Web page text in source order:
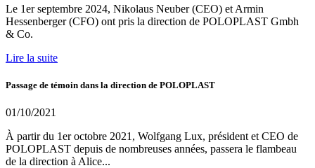
Le 1er septembre 2024, Nikolaus Neuber (CEO) et Armin
Hessenberger (CFO) ont pris la direction de POLOPLAST Gmbh
& Co.
Lire la suite
Passage de témoin dans la direction de POLOPLAST
01/10/2021
À partir du 1er octobre 2021, Wolfgang Lux, président et CEO de
POLOPLAST depuis de nombreuses années, passera le flambeau
de la direction à Alice...